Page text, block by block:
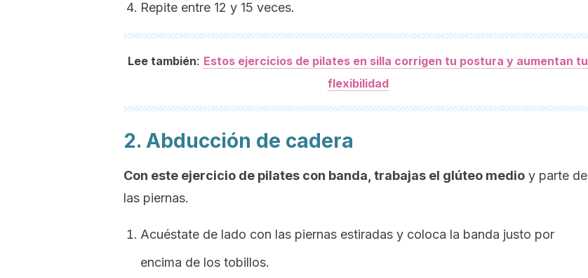
Repite entre 12 y 15 veces.
Lee también: Estos ejercicios de pilates en silla corrigen tu postura y aumentan tu
flexibilidad
2. Abducción de cadera
Con este ejercicio de pilates con banda, trabajas el glúteo medio y parte de
las piernas.
Acuéstate de lado con las piernas estiradas y coloca la banda justo por
encima de los tobillos.